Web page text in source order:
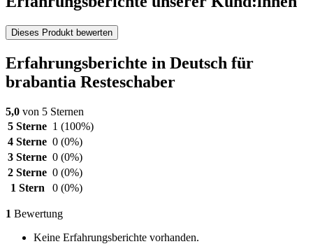
Dieses Produkt bewerten
Erfahrungsberichte in Deutsch für
brabantia Resteschaber
5,0 von 5 Sternen
5 Sterne 1 (100%)
4 Sterne 0 (0%)
3 Sterne 0 (0%)
2 Sterne 0 (0%)
1 Stern
0 (0%)
1 Bewertung
Keine Erfahrungsberichte vorhanden.